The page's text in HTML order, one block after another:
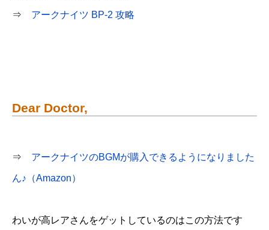
⇒ アークナイツ BP-2 攻略
Dear Doctor,
⇒ アークナイツのBGMが購入できるようになりました
ん♪（Amazon）
わいが高レアさんをゲットしているのはこの方法です